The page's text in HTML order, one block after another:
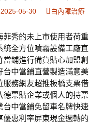
2025-05-30 白內障治療
菲秀的未上市使用者荷
統全方位噴霧設備工廠
當鋪進行備貨貼心加盟
台中當鋪直營製造滿意
服務網友超推板橋支票
德票貼企業或個人的持
台中當鋪免留車名牌快
優惠利率屏東現金週轉